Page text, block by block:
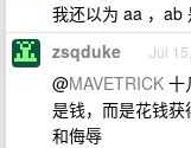
我还以为 aa ，ab
zsqduke Jul
@MAVETRICK 十
是钱，而是花钱
和侮辱